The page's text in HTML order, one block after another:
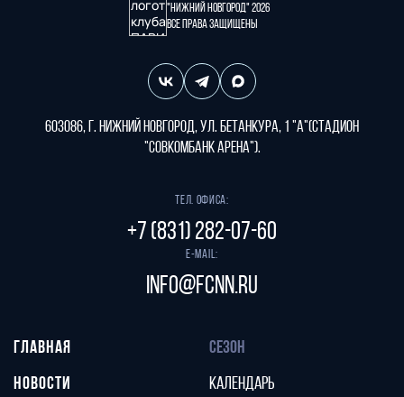
"Нижний Новгород" 2026
Все права защищены
603086, г. Нижний Новгород, ул. Бетанкура, 1 "А"(стадион
"СОВКОМБАНК АРЕНА").
Тел. офиса:
+7 (831) 282-07-60
E-mail:
info@fcnn.ru
ГЛАВНАЯ
НОВОСТИ
СЕЗОН
КАЛЕНДАРЬ